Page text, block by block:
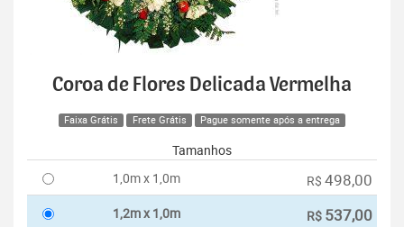
Coroa de Flores Delicada Vermelha
Faixa Grátis Frete Grátis Pague somente após a entrega
Tamanhos
1,0m x 1,0m
R$ 498,00
1,2m x 1,0m R$ 537,00